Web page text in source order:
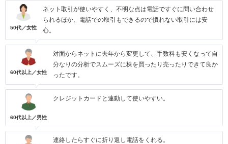
50代／女性
ネット取引が使いやすく、不明な点は電話ですぐに問い合わせ
られるほか、電話での取引もできるので慣れない取引には安
心。
60代以上／女性
対面からネットに去年から変更して、手数料も安くなって自
分なりの分析でスムーズに株を買ったり売ったりできて良か
ったです。
60代以上／男性
クレジットカードと連動して使いやすい。
連絡したらすぐに折り返し電話をくれる。